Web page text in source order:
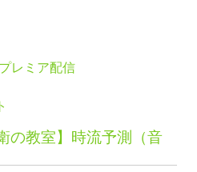
レミア配信
の教室】時流予測（音